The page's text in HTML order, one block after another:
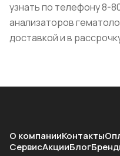
узнать по телефону 8-
анализаторов
доставкой и в
О компанииКонтакты
СервисАкцииБлог